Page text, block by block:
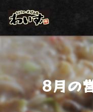
8月の